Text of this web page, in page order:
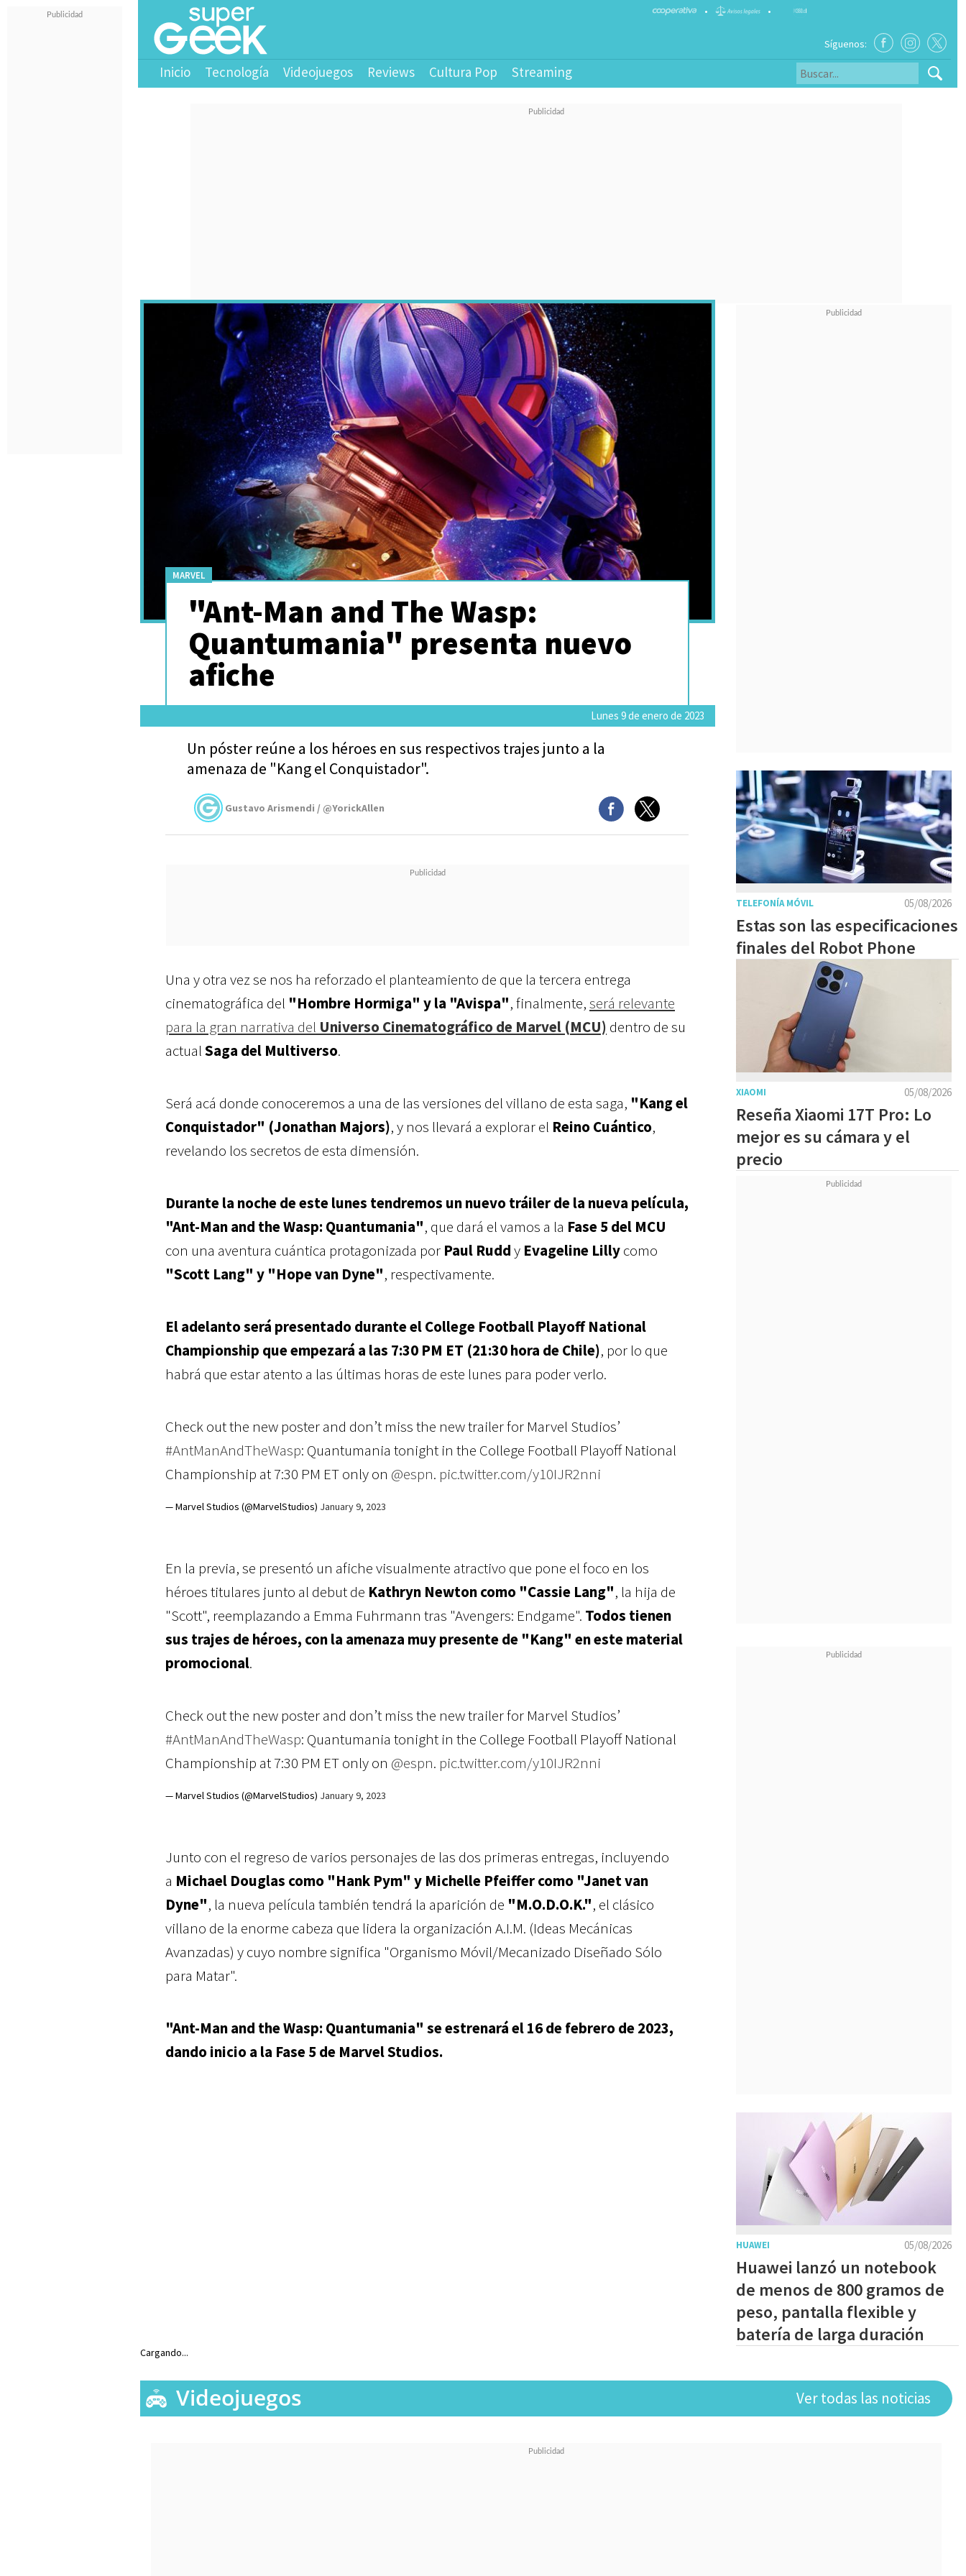
• •
Síguenos:
Inicio Tecnología Videojuegos Reviews Cultura Pop Streaming
MARVEL
"Ant-Man and The Wasp:
Quantumania" presenta nuevo
afiche
Lunes 9 de enero de 2023
Un póster reúne a los héroes en sus respectivos trajes junto a la
amenaza de "Kang el Conquistador".
Gustavo Arismendi / @YorickAllen
Una y otra vez se nos ha reforzado el planteamiento de que la tercera entrega
cinematográfica del "Hombre Hormiga" y la "Avispa", finalmente,será relevante
para la gran narrativa del Universo Cinematográfico de Marvel (MCU) dentro de su
actualSaga del Multiverso.
Será acá donde conoceremos a una de las versiones del villano de esta saga, "Kang el
Conquistador" (Jonathan Majors), y nos llevará a explorar el Reino Cuántico,
revelando los secretos de esta dimensión.
Durante la noche de este lunes tendremos un nuevo tráiler de la nueva película,
"Ant-Man and the Wasp: Quantumania", que dará el vamos a la Fase 5 del MCU
con una aventura cuántica protagonizada por Paul Ruddy Evageline Lillycomo
"Scott Lang" y "Hope van Dyne", respectivamente.
El adelanto será presentado durante el College Football Playoff National
Championship que empezará a las 7:30 PM ET (21:30 hora de Chile), por lo que
habrá que estar atento a las últimas horas de este lunes para poder verlo.
Check out the new poster and don’t miss the new trailer for Marvel Studios’
#AntManAndTheWasp: Quantumania tonight in the College Football Playoff National
Championship at 7:30 PM ET only on @espn. pic.twitter.com/y10IJR2nni
— Marvel Studios (@MarvelStudios) January 9, 2023
En la previa, se presentó un afiche visualmente atractivo que pone el foco en los
héroes titulares junto al debut de Kathryn Newtoncomo "Cassie Lang", la hija de
"Scott", reemplazando a Emma Fuhrmann tras "Avengers: Endgame". Todos tienen
sus trajes de héroes, con la amenaza muy presente de "Kang" en este material
promocional.
Check out the new poster and don’t miss the new trailer for Marvel Studios’
#AntManAndTheWasp: Quantumania tonight in the College Football Playoff National
Championship at 7:30 PM ET only on @espn. pic.twitter.com/y10IJR2nni
— Marvel Studios (@MarvelStudios) January 9, 2023
Junto con el regreso de varios personajes de las dos primeras entregas, incluyendo
a Michael Douglas como "Hank Pym" y Michelle Pfeiffer como "Janet van
Dyne", la nueva película también tendrá la aparición de "M.O.D.O.K.", el clásico
villano de la enorme cabeza que lidera la organización A.I.M. (Ideas Mecánicas
Avanzadas) y cuyo nombre significa "Organismo Móvil/Mecanizado Diseñado Sólo
para Matar".
"Ant-Man and the Wasp: Quantumania" se estrenará el 16 de febrero de 2023,
dando inicio a la Fase 5 de Marvel Studios.
05/08/2026
TELEFONÍA MÓVIL
Estas son las especificaciones
finales del Robot Phone
05/08/2026
XIAOMI
Reseña Xiaomi 17T Pro: Lo
mejor es su cámara y el
precio
05/08/2026
HUAWEI
Huawei lanzó un notebook
de menos de 800 gramos de
peso, pantalla flexible y
batería de larga duración
Cargando...
Ver todas las noticias
Videojuegos